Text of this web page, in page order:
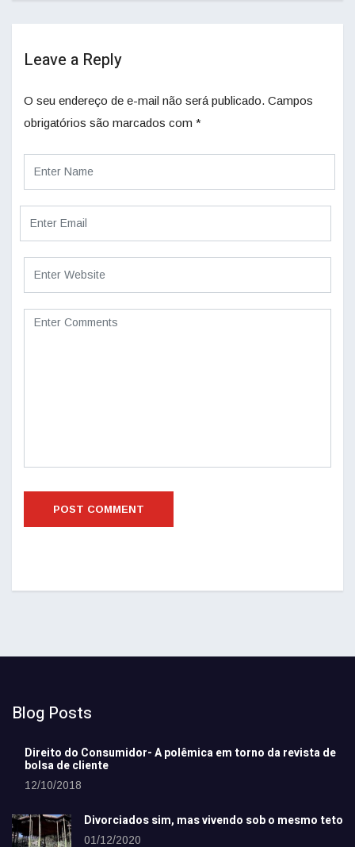
Leave a Reply
O seu endereço de e-mail não será publicado. Campos
obrigatórios são marcados com *
Blog Posts
Direito do Consumidor- A polêmica em torno da revista de
bolsa de cliente
12/10/2018
Divorciados sim, mas vivendo sob o mesmo teto
01/12/2020